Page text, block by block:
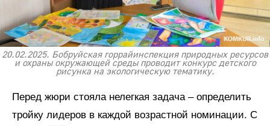
20.02.2025. Бобруйская горрайинспекция природных ресурсов
и охраны окружающей среды проводит конкурс детского
рисунка на экологическую тематику.
Перед жюри стояла нелегкая задача – определить
тройку лидеров в каждой возрастной номинации. С